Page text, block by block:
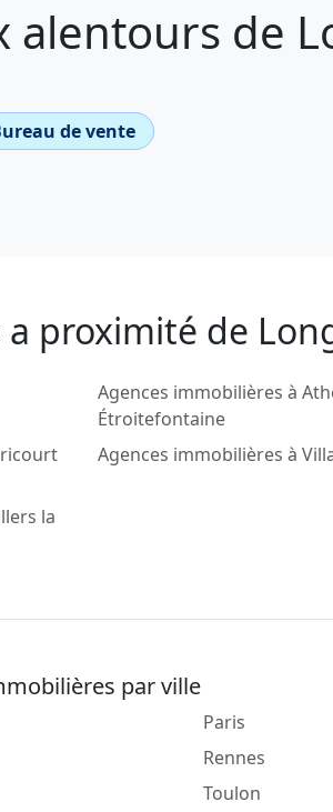
de
de vente
proximité de
Agences immobilières à
Étroitefontaine
Agences immobilières à
la
par ville
Paris
Rennes
Toulon